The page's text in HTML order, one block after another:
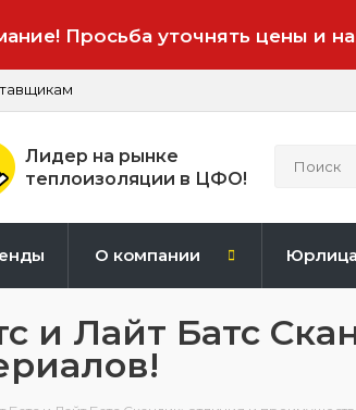
Просьба уточнять цены и
Лидер на рынке
теплоизоляции в ЦФО!
О компании
и Лайт Батс